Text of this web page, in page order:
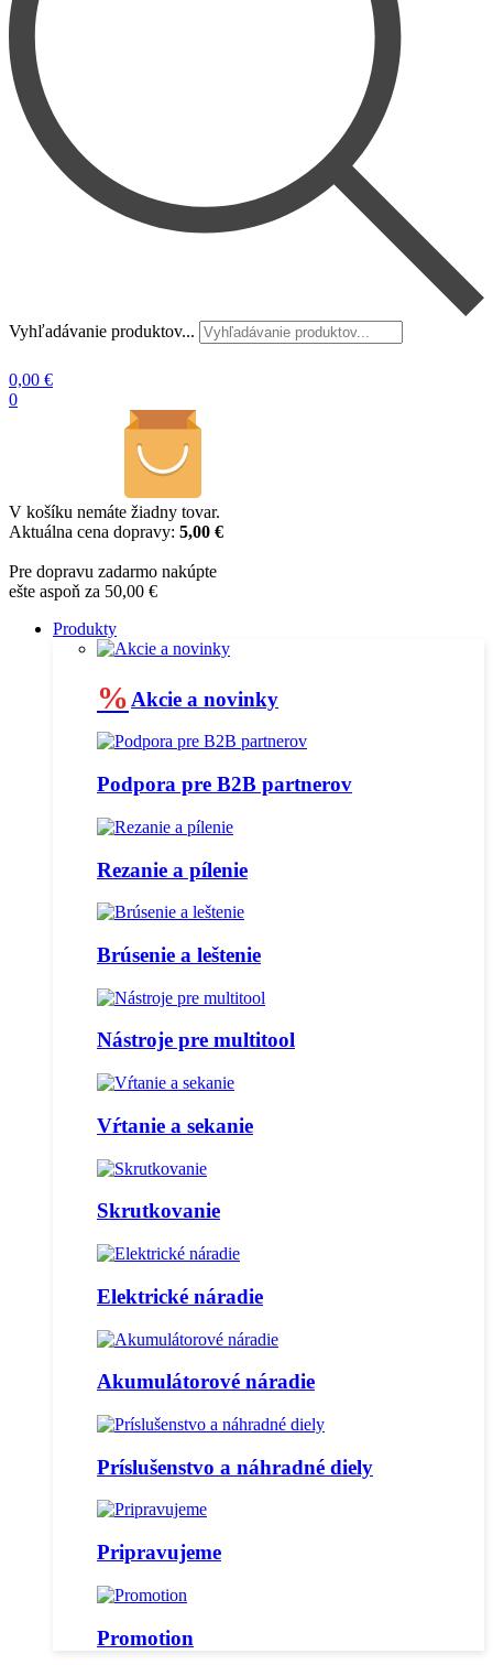
Vyhľadávanie produktov...
0,00 €
0
V košíku nemáte žiadny tovar.
Aktuálna cena dopravy: 5,00 €
Pre dopravu zadarmo nakúpte
ešte aspoň za 50,00 €
Produkty
% Akcie a novinky
Podpora pre B2B partnerov
Rezanie a pílenie
Brúsenie a leštenie
Nástroje pre multitool
Vŕtanie a sekanie
Skrutkovanie
Elektrické náradie
Akumulátorové náradie
Príslušenstvo a náhradné diely
Pripravujeme
Promotion